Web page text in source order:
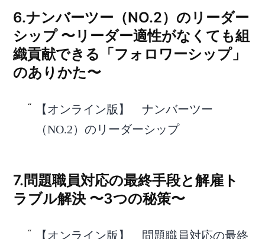
6.ナンバーツー（NO.2）のリーダー
シップ 〜リーダー適性がなくても組
織貢献できる「フォロワーシップ」
のありかた〜
【オンライン版】 ナンバーツー
（NO.2）のリーダーシップ
7.問題職員対応の最終手段と解雇ト
ラブル解決 〜3つの秘策〜
【オンライン版】 問題職員対応の最終